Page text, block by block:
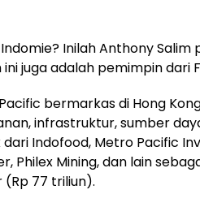
Inilah Anthony
ini juga adalah pemimpin dari
bermarkas di Hong
infrastruktur, sumber
dari Indofood, Metro Pacific
Philex Mining, dan lain
(Rp 77 triliun).